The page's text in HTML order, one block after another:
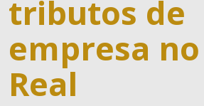
tributos de
empresa
Real